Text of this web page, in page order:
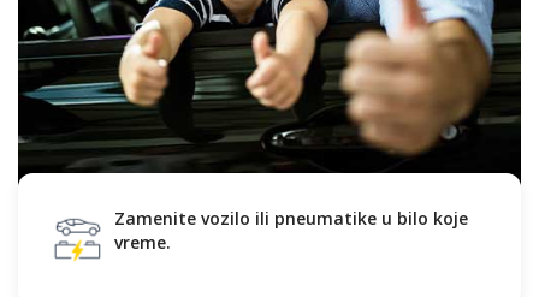
Zamenite vozilo ili pneumatike u bilo koje
vreme.